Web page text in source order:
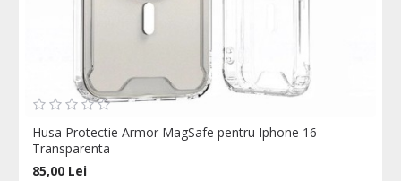
Husa Protectie Armor MagSafe pentru Iphone 16 -
Transparenta
85,00 Lei